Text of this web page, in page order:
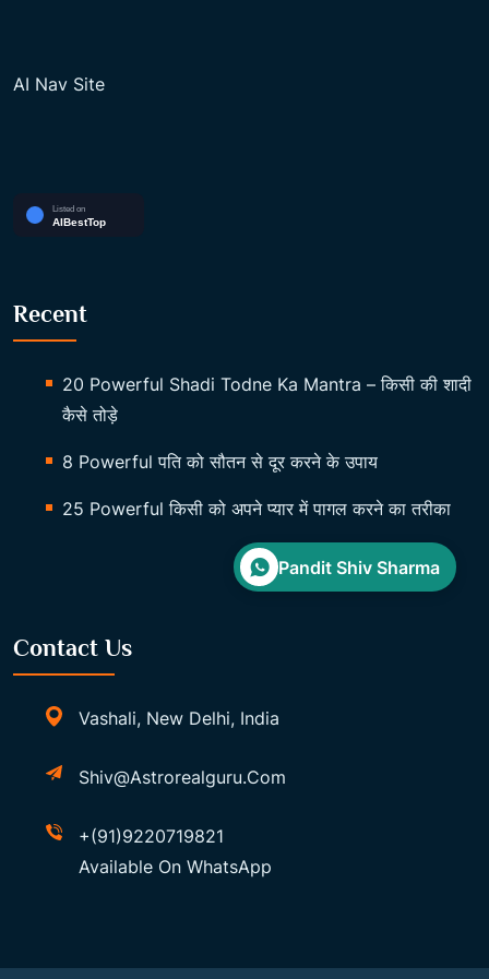
AI Nav Site
Recent
20 Powerful Shadi Todne Ka Mantra – किसी की शादी
कैसे तोड़े
8 Powerful पति को सौतन से दूर करने के उपाय
25 Powerful किसी को अपने प्यार में पागल करने का तरीका
Contact Us
Vashali, New Delhi, India
Shiv@astrorealguru.com
+(91)9220719821
Available On WhatsApp
Pandit Shiv Sharma